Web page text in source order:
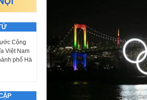
Cộng
Việt Nam
phố Hà